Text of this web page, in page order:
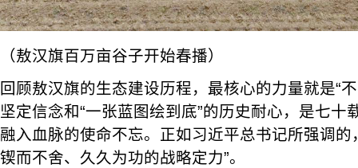
（敖汉旗百万亩谷子开始春播）
回顾敖汉旗的生态建设历程，最核心的力量就是“
坚定信念和“一张蓝图绘到底”的历史耐心，是七十
融入血脉的使命不忘。正如习近平总书记所强调的
锲而不舍、久久为功的战略定力”。